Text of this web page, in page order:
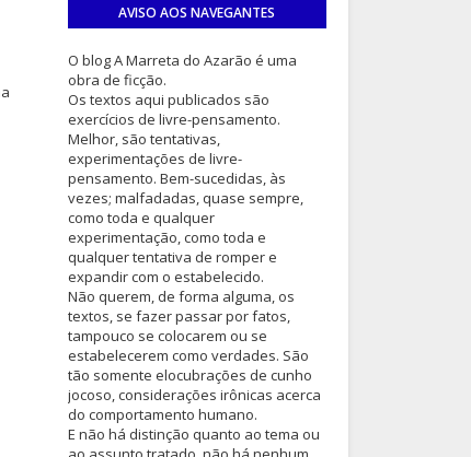
AVISO AOS NAVEGANTES
O blog A Marreta do Azarão é uma
obra de ficção.
Os textos aqui publicados são
exercícios de livre-pensamento.
Melhor, são tentativas,
experimentações de livre-
pensamento. Bem-sucedidas, às
vezes; malfadadas, quase sempre,
como toda e qualquer
experimentação, como toda e
qualquer tentativa de romper e
expandir com o estabelecido.
Não querem, de forma alguma, os
textos, se fazer passar por fatos,
tampouco se colocarem ou se
estabelecerem como verdades. São
tão somente elocubrações de cunho
jocoso, considerações irônicas acerca
do comportamento humano.
E não há distinção quanto ao tema ou